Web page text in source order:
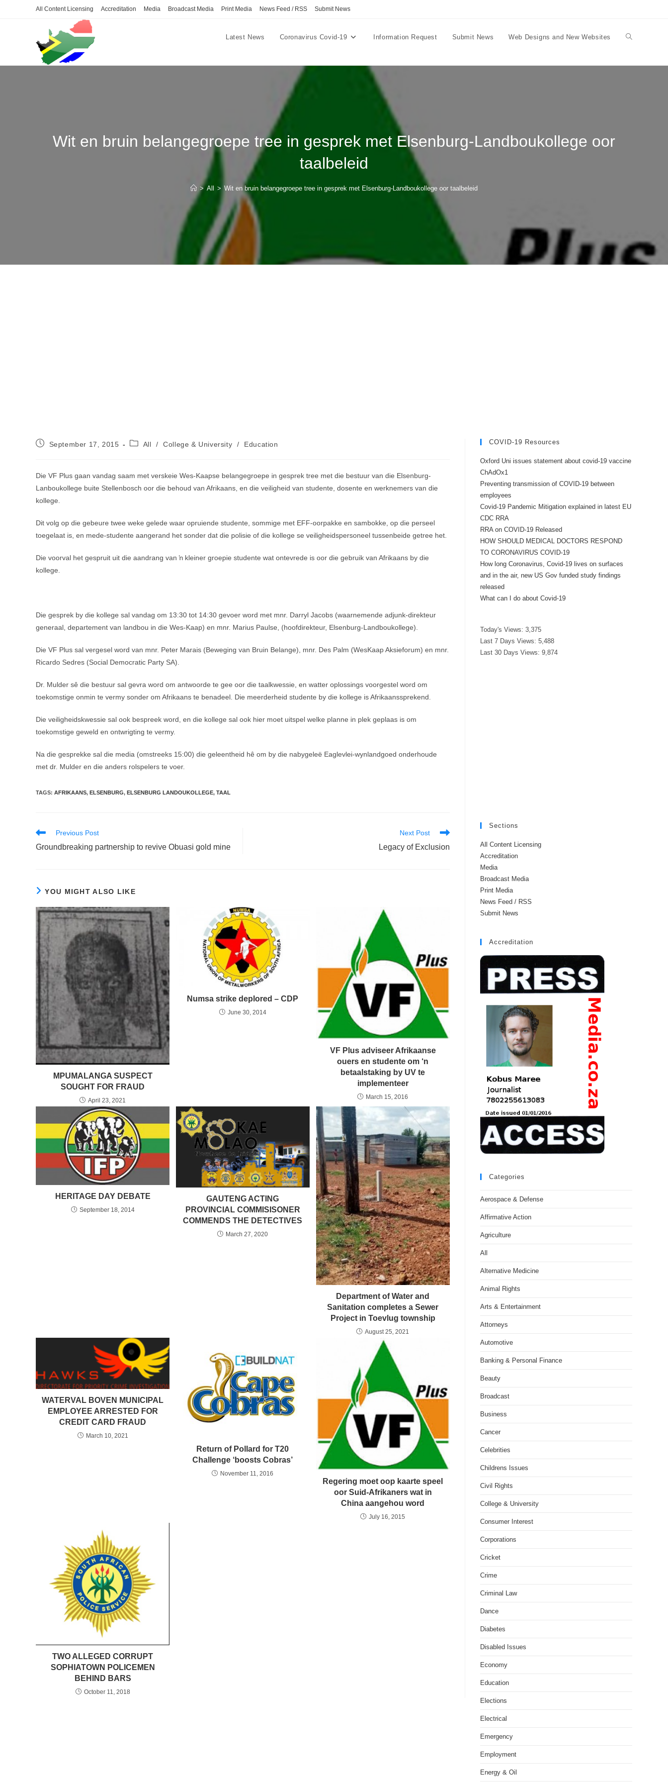
All Content Licensing Accreditation Media Broadcast Media Print Media News Feed / RSS Submit News
Latest News Coronavirus Covid-19 Information Request Submit News Web Designs and New Websites Toggle
Wit en bruin belangegroepe tree in gesprek met Elsenburg-Landboukollege oor
taalbeleid
> All > Wit en bruin belangegroepe tree in gesprek met Elsenburg-Landboukollege oor taalbeleid
PostSeptember 17, 2015
PostAll / College & University / Education
Die VF Plus gaan vandag saam met verskeie Wes-Kaapse belangegroepe in gesprek tree met die bestuur van die Elsenburg-
Lanboukollege buite Stellenbosch oor die behoud van Afrikaans, en die veiligheid van studente, dosente en werknemers van die
kollege.
Dit volg op die gebeure twee weke gelede waar opruiende studente, sommige met EFF-oorpakke en sambokke, op die perseel
toegelaat is, en mede-studente aangerand het sonder dat die polisie of die kollege se veiligheidspersoneel tussenbeide getree het.
Die voorval het gespruit uit die aandrang van ŉ kleiner groepie studente wat ontevrede is oor die gebruik van Afrikaans by die
kollege.
Die gesprek by die kollege sal vandag om 13:30 tot 14:30 gevoer word met mnr. Darryl Jacobs (waarnemende adjunk-direkteur
generaal, departement van landbou in die Wes-Kaap) en mnr. Marius Paulse, (hoofdirekteur, Elsenburg-Landboukollege).
Die VF Plus sal vergesel word van mnr. Peter Marais (Beweging van Bruin Belange), mnr. Des Palm (WesKaap Aksieforum) en mnr.
Ricardo Sedres (Social Democratic Party SA).
Dr. Mulder sê die bestuur sal gevra word om antwoorde te gee oor die taalkwessie, en watter oplossings voorgestel word om
toekomstige onmin te vermy sonder om Afrikaans te benadeel. Die meerderheid studente by die kollege is Afrikaanssprekend.
Die veiligheidskwessie sal ook bespreek word, en die kollege sal ook hier moet uitspel welke planne in plek geplaas is om
toekomstige geweld en ontwrigting te vermy.
Na die gesprekke sal die media (omstreeks 15:00) die geleentheid hê om by die nabygeleë Eaglevlei-wynlandgoed onderhoude
met dr. Mulder en die anders rolspelers te voer.
TAGS: AFRIKAANS, ELSENBURG, ELSENBURG LANDOUKOLLEGE, TAAL
Read
articles
Previous Post
Groundbreaking partnership to revive Obuasi gold mine
Next Post
Legacy of Exclusion
YOU MIGHT ALSO LIKE
MPUMALANGA SUSPECT
SOUGHT FOR FRAUD
April 23, 2021
Numsa strike deplored – CDP
June 30, 2014
VF Plus adviseer Afrikaanse
ouers en studente om ‘n
betaalstaking by UV te
implementeer
March 15, 2016
HERITAGE DAY DEBATE
September 18, 2014
GAUTENG ACTING
PROVINCIAL COMMISISONER
COMMENDS THE DETECTIVES
March 27, 2020
Department of Water and
Sanitation completes a Sewer
Project in Toevlug township
August 25, 2021
WATERVAL BOVEN MUNICIPAL
EMPLOYEE ARRESTED FOR
CREDIT CARD FRAUD
March 10, 2021
Return of Pollard for T20
Challenge ‘boosts Cobras’
November 11, 2016
Regering moet oop kaarte speel
oor Suid-Afrikaners wat in
China aangehou word
July 16, 2015
TWO ALLEGED CORRUPT
SOPHIATOWN POLICEMEN
BEHIND BARS
October 11, 2018
COVID-19 Resources
Oxford Uni issues statement about covid-19 vaccine
ChAdOx1
Preventing transmission of COVID-19 between
employees
Covid-19 Pandemic Mitigation explained in latest EU
CDC RRA
RRA on COVID-19 Released
HOW SHOULD MEDICAL DOCTORS RESPOND
TO CORONAVIRUS COVID-19
How long Coronavirus, Covid-19 lives on surfaces
and in the air, new US Gov funded study findings
released
What can I do about Covid-19
Today's Views: 3,375
Last 7 Days Views: 5,488
Last 30 Days Views: 9,874
Sections
All Content Licensing
Accreditation
Media
Broadcast Media
Print Media
News Feed / RSS
Submit News
Accreditation
Categories
Aerospace & Defense
Affirmative Action
Agriculture
All
Alternative Medicine
Animal Rights
Arts & Entertainment
Attorneys
Automotive
Banking & Personal Finance
Beauty
Broadcast
Business
Cancer
Celebrities
Childrens Issues
Civil Rights
College & University
Consumer Interest
Corporations
Cricket
Crime
Criminal Law
Dance
Diabetes
Disabled Issues
Economy
Education
Elections
Electrical
Emergency
Employment
Energy & Oil